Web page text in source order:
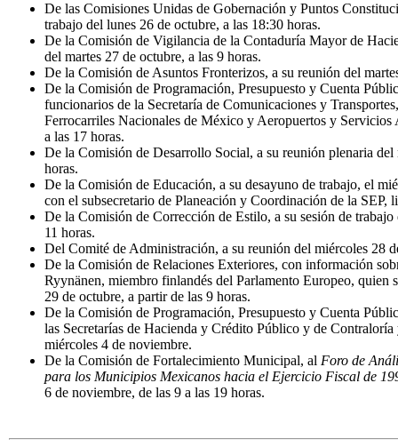
De las Comisiones Unidas de Gobernación y Puntos
trabajo del lunes 26 de octubre, a las 18:30 horas.
De la Comisión de Vigilancia de la Contaduría Mayor de
del martes 27 de octubre, a las 9 horas.
De la Comisión de Asuntos Fronterizos, a su reunión del
De la Comisión de Programación, Presupuesto y Cuenta
funcionarios de la Secretaría de Comunicaciones y
Ferrocarriles Nacionales de México y Aeropuertos y Servicios
a las 17 horas.
De la Comisión de Desarrollo Social, a su reunión plenaria del
horas.
De la Comisión de Educación, a su desayuno de trabajo, el
con el subsecretario de Planeación y Coordinación de la SEP,
De la Comisión de Corrección de Estilo, a su sesión de
11 horas.
Del Comité de Administración, a su reunión del miércoles 28
De la Comisión de Relaciones Exteriores, con información
Ryynänen, miembro finlandés del Parlamento Europeo, quien
29 de octubre, a partir de las 9 horas.
De la Comisión de Programación, Presupuesto y Cuenta
las Secretarías de Hacienda y Crédito Público y de
miércoles 4 de noviembre.
De la Comisión de Fortalecimiento Municipal, al Foro de
para los Municipios Mexicanos hacia el Ejercicio Fiscal de
6 de noviembre, de las 9 a las 19 horas.